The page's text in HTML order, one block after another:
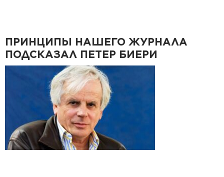
ПРИНЦИПЫ НАШЕГО ЖУРНАЛА
ПОДСКАЗАЛ ПЕТЕР БИЕРИ